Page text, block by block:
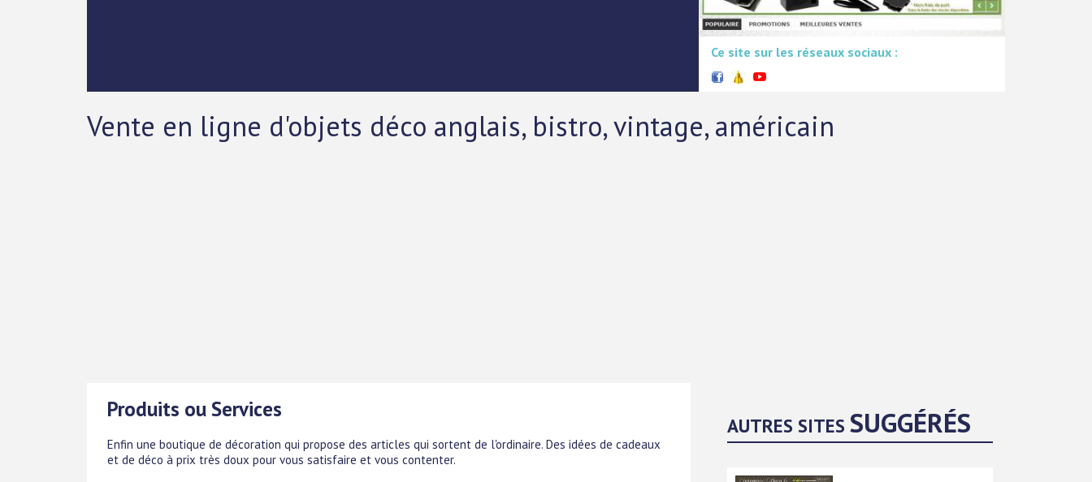
Ce site sur les réseaux sociaux :
Vente en ligne d'objets déco anglais, bistro, vintage, américain
Produits ou Services
Enfin une boutique de décoration qui propose des articles qui sortent de l'ordinaire. Des idées de cadeaux
et de déco à prix très doux pour vous satisfaire et vous contenter.
AUTRES SITESSUGGÉRÉS